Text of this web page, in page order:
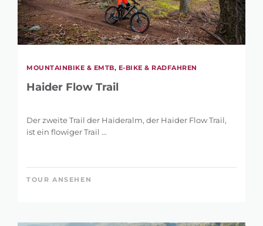
MOUNTAINBIKE & EMTB, E-BIKE & RADFAHREN
Haider Flow Trail
Der zweite Trail der Haideralm, der Haider Flow Trail,
ist ein flowiger Trail ...
TOUR ANSEHEN